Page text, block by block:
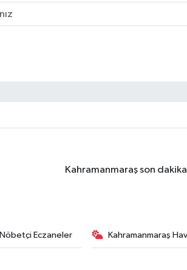
Kahramanmaraş son
Eczaneler Kahramanmaraş